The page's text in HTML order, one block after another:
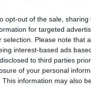
opt-out of the sale,
for targeted
selection. Please note that
interest-based ads
to third parties
of your personal
This information may also
за
В среднем
или 12,6
млрд рублей — ЦБ